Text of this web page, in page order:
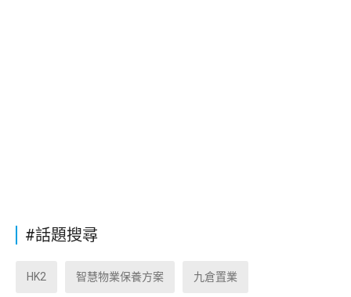
#話題搜尋
HK2 智慧物業保養方案 九倉置業